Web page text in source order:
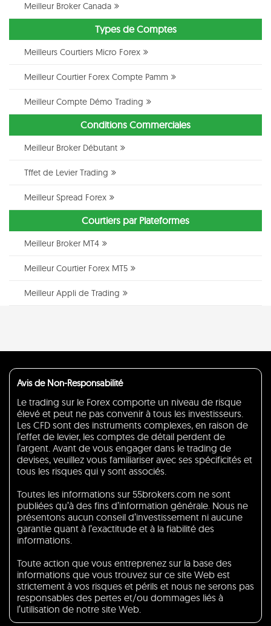
Meilleur Broker Canada
Types de Comptes
Meilleurs Courtiers Micro Forex
Meilleur Courtier Forex Compte Pamm
Meilleur Compte Démo Trading
Conditions Commerciales
Meilleur Broker Débutant
Tffet de Levier Trading
Meilleur Spread Forex
Courtiers par Plateformes
Meilleur Broker MT4
Meilleur Courtier Forex MT5
Meilleur Appli de Trading
Avis de Non-Responsabilité
Le trading sur le Forex comporte un niveau de risque
élevé et peut ne pas convenir à tous les investisseurs.
Les CFD sont des instruments complexes, en raison de
l’effet de levier, les comptes de détail perdent de
l’argent. Avant de vous engager dans le trading de
devises, veuillez vous familiariser avec ses spécificités et
tous les risques qui y sont associés.
Toutes les informations sur 55brokers.com ne sont
publiées qu’à des fins d’information générale. Nous ne
présentons aucun conseil d’investissement ni aucune
garantie quant à l’exactitude et à la fiabilité des
informations.
Toute action que vous entreprenez sur la base des
informations que vous trouvez sur ce site Web est
strictement à vos risques et périls et nous ne serons pas
responsables des pertes et/ou dommages liés à
l’utilisation de notre site Web.